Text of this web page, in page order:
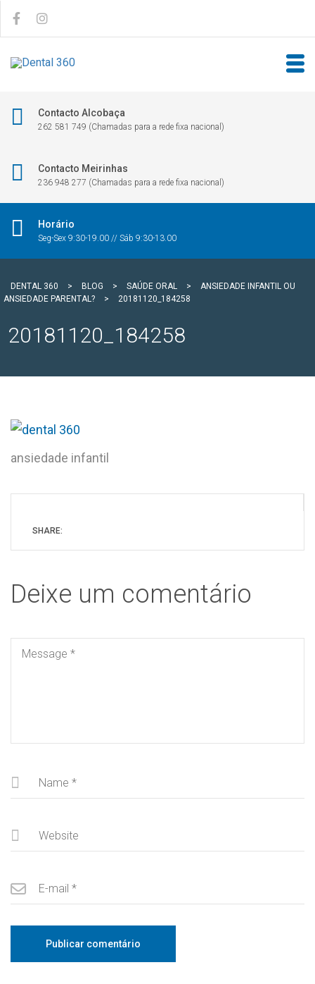
Contacto Alcobaça
262 581 749 (Chamadas para a rede fixa nacional)
Contacto Meirinhas
236 948 277 (Chamadas para a rede fixa nacional)
Horário
Seg-Sex 9:30-19.00 // Sáb 9:30-13.00
DENTAL 360 > BLOG > SAÚDE ORAL >
ANSIEDADE INFANTIL OU
ANSIEDADE PARENTAL?
> 20181120_184258
20181120_184258
ansiedade infantil
SHARE:
Deixe um comentário